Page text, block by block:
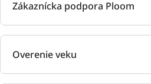
Zákaznícka podpora Ploom
Overenie veku